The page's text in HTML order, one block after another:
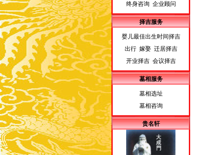
终身咨询 企业顾问
择吉服务
婴儿最佳出生时间择吉
出行 嫁娶 迁居择吉
开业择吉 会议择吉
墓相服务
墓相选址
墓相咨询
贵名轩